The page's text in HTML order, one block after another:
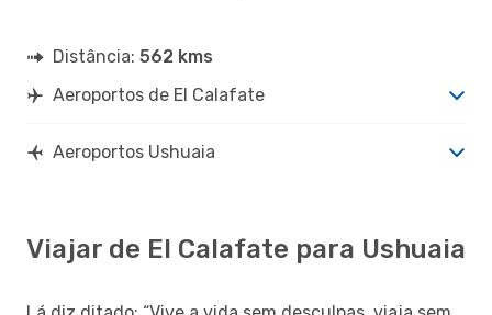
Distância: 562 kms
Aeroportos de El Calafate
Aeroportos Ushuaia
Viajar de El Calafate para Ushuaia